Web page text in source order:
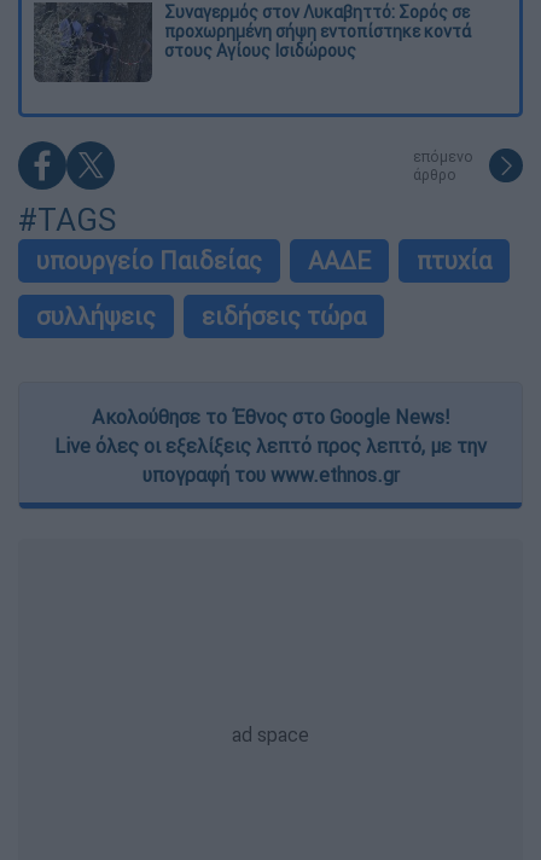
Συναγερμός στον Λυκαβηττό: Σορός σε
προχωρημένη σήψη εντοπίστηκε κοντά
στους Αγίους Ισιδώρους
επόμενο
άρθρο
#TAGS
υπουργείο Παιδείας ΑΑΔΕ
πτυχία
συλλήψεις
ειδήσεις τώρα
Ακολούθησε το Έθνος στο Google News!
Live όλες οι εξελίξεις λεπτό προς λεπτό, με την
υπογραφή του www.ethnos.gr